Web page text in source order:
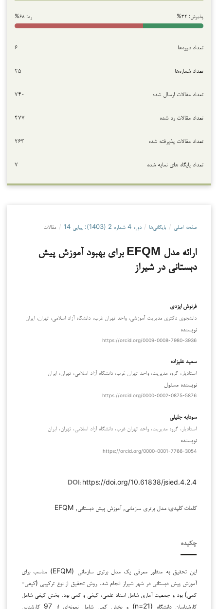
پذیرش: ۳۲% رد: ۶۸%
تعداد دوره‌ها ۶
تعداد شماره‌ها ۲۵
تعداد مقالات ارسال شده ۷۴۰
تعداد مقالات رد شده ۴۷۷
تعداد مقالات پذیرفته شده ۲۶۳
تعداد پایگاه های نمایه شده ۷
صفحه اصلی / بایگانی‌ها / دوره 4 شماره 2 (1403): پیاپی 14 / مقالات
ارائه مدل EFQM برای بهبود آموزش پیش
دبستانی در شیراز
فرنوش ایزدی
دانشجوی دکتری مدیریت آموزشی، واحد تهران غرب، دانشگاه آزاد اسلامی، تهران، ایران
نویسنده
https://orcid.org/0009-0008-7980-3936
سعید علیزاده
استادیار، گروه مدیریت، واحد تهران غرب، دانشگاه آزاد اسلامی، تهران، ایران
نویسنده مسئول
https://orcid.org/0000-0002-0875-5876
سودابه جلیلی
استادیار، گروه مدیریت، واحد تهران غرب، دانشگاه آزاد اسلامی، تهران، ایران
نویسنده
https://orcid.org/0000-0001-7766-3054
DOI: https://doi.org/10.61838/jsied.4.2.4
کلمات کلیدی: مدل برتری سازمانی, آموزش پیش دبستانی, EFQM
چکیده
این تحقیق به منظور معرفی یک مدل برتری سازمانی (EFQM) مناسب برای
آموزش پیش دبستانی در شهر شیراز انجام شد. روش تحقیق از نوع ترکیبی (کیفی-
کمی) بود و جمعیت آماری شامل اسناد علمی، کیفی و کمی بود. بخش کیفی شامل
کارشناسان دانشگاه (n=21) و بخش کمی شامل نمونه‌ای از 97 کارشناس